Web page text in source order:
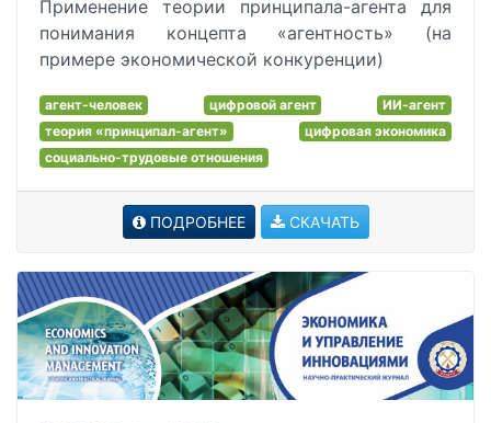
Применение теории принципала-агента для
понимания концепта «агентность» (на
примере экономической конкуренции)
агент-человек цифровой агент
ИИ-агент
теория «принципал-агент»
цифровая экономика
социально-трудовые отношения
ПОДРОБНЕЕ СКАЧАТЬ